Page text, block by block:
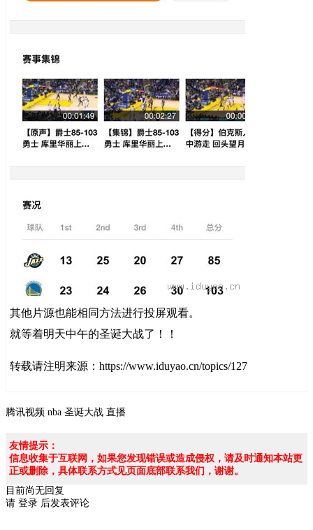
其他片源也能相同方法进行投屏观看。
就等着明天中午的圣诞大战了！！
转载请注明来源： https://www.iduyao.cn/topics/127
腾讯视频 nba 圣诞大战 直播
友情提示：
信息收集于互联网，如果您发现错误或造成侵权，请及时通知本站更
正或删除，具体联系方式见页面底部联系我们，谢谢。
目前尚无回复
请 登录 后发表评论